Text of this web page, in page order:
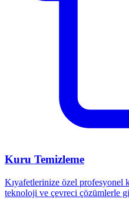
Kuru Temizleme
Kıyafetlerinize özel profesyonel
teknoloji ve çevreci çözümlerle